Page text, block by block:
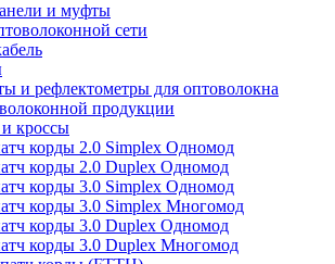
и муфты
сети
и рефлектометры для оптоволокна
продукции
кроссы
корды 2.0 Simplex Одномод
корды 2.0 Duplex Одномод
корды 3.0 Simplex Одномод
корды 3.0 Simplex Многомод
корды 3.0 Duplex Одномод
корды 3.0 Duplex Многомод